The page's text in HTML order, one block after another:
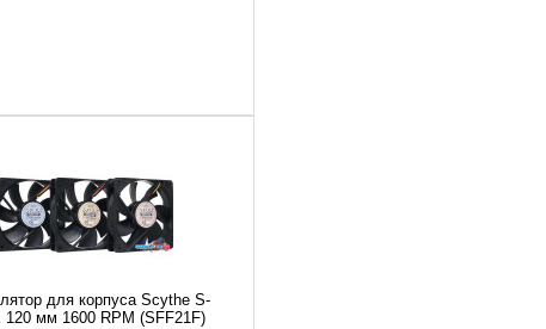
для корпуса Scythe S-
120 мм 1600 RPM (SFF21F)